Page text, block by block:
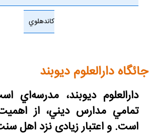
کاندهلوي
جائگاه دارالعلوم ديوبند
دارالعلوم ديوبند،
تمامي مدارس ديني، از
است. و اعتبار زیادی نزد اهل